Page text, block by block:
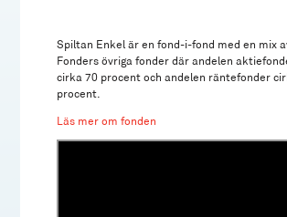
Spiltan Enkel är en fond-i-fond med en mix
Fonders övriga fonder där andelen
cirka 70 procent och andelen räntefonder
procent.
Läs mer om fonden